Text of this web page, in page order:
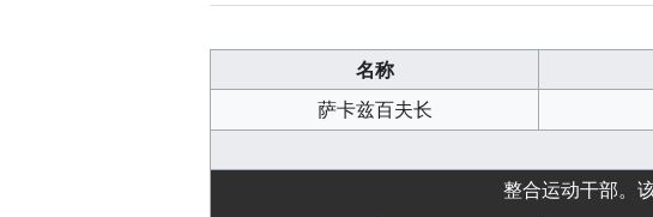
名称
萨卡兹百夫长
整合运动干部。